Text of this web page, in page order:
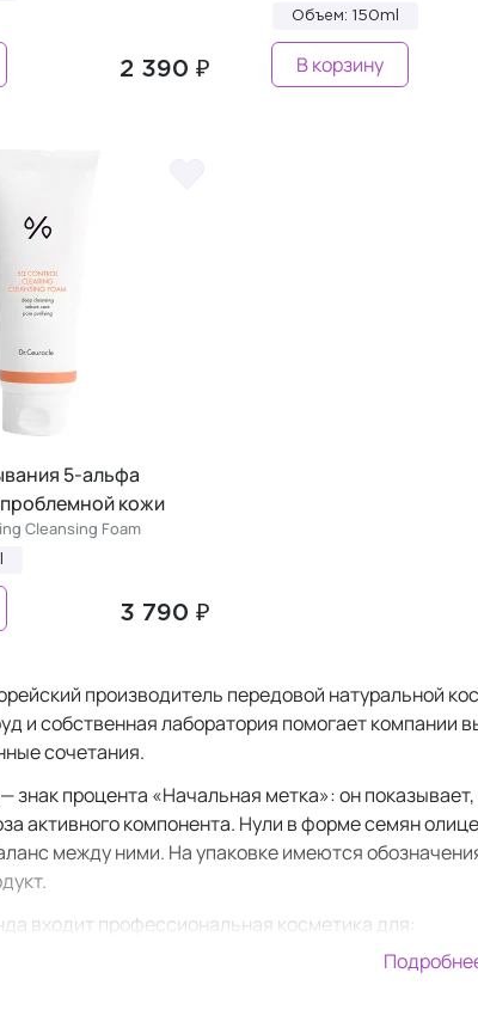
2 390 ₽
Объем: 150ml
В корзину
5-альфа
кожи
Cleansing Foam
3 790 ₽
производитель передовой натуральной
и собственная лаборатория помогает компании
сочетания.
знак процента «Начальная метка»: он
активного компонента. Нули в форме семян
между ними. На упаковке имеются
входит профессиональная косметика для:
За счет большого содержания